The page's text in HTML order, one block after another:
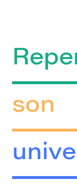
son